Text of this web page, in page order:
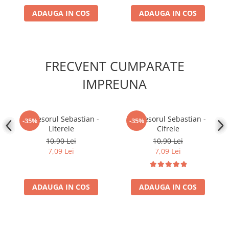
Disney Lorcana
Altered
Neverrift TCG
Riftbound League of Legends TCG
Magic The Gathering TCG
Colectii Oficiale Topps si Panini si
Final Fantasy
Grand Archive TCG
ADAUGA IN COS ADAUGA IN COS
FRECVENT CUMPARATE
IMPREUNA
-35%
Profesorul Sebastian -
Literele
10,90 Lei
7,09 Lei
ADAUGA IN COS
-35%
Profesorul Sebastian -
Cifrele
10,90 Lei
7,09 Lei
ADAUGA IN COS